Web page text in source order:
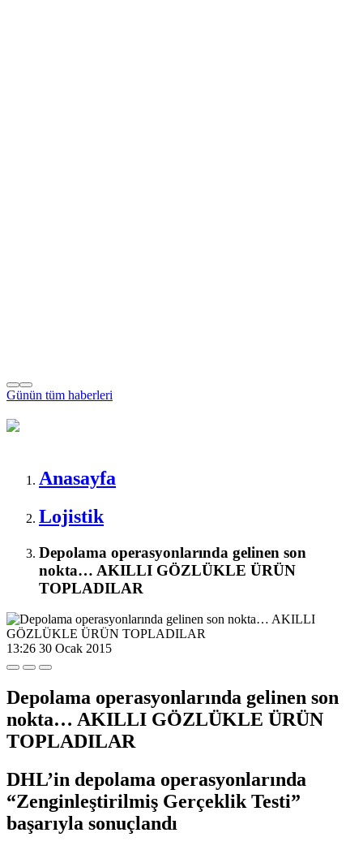
Günün tüm haberleri
Anasayfa
Lojistik
Depolama operasyonlarında gelinen son
nokta… AKILLI GÖZLÜKLE ÜRÜN
TOPLADILAR
13:26 30 Ocak 2015
Depolama operasyonlarında gelinen son
nokta… AKILLI GÖZLÜKLE ÜRÜN
TOPLADILAR
DHL’in depolama operasyonlarında
“Zenginleştirilmiş Gerçeklik Testi”
başarıyla sonuçlandı